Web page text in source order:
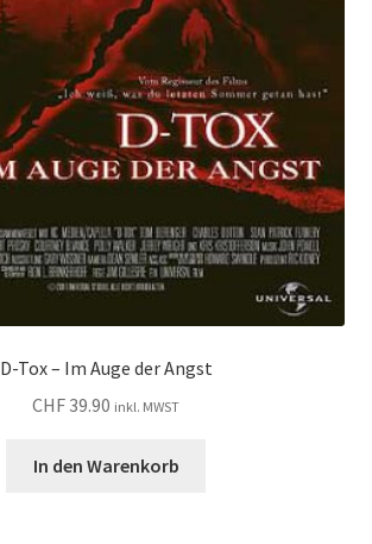
D-Tox – Im Auge der Angst
CHF39.90 inkl. MWST
In den Warenkorb